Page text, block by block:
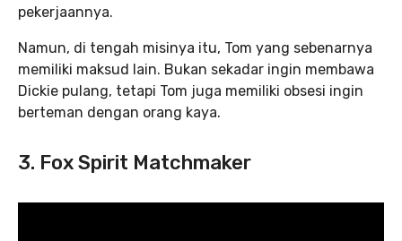
pekerjaannya.
Namun, di tengah misinya itu, Tom yang sebenarnya
memiliki maksud lain. Bukan sekadar ingin membawa
Dickie pulang, tetapi Tom juga memiliki obsesi ingin
berteman dengan orang kaya.
3. Fox Spirit Matchmaker